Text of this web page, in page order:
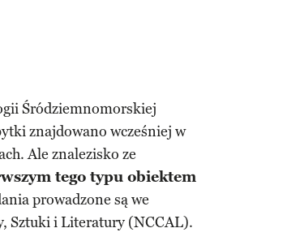
Śródziemnomorskiej
znajdowano wcześniej w
Ale znalezisko ze
tego typu obiektem
prowadzone są we
Sztuki i Literatury (NCCAL).